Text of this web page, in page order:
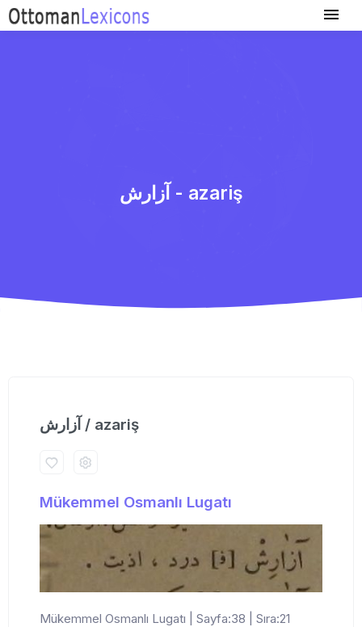
آزارش - azariş
آزارش / azariş
Mükemmel Osmanlı Lugatı
Mükemmel Osmanlı Lugatı | Sayfa:38 | Sıra:21